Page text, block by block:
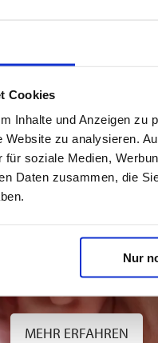
Cookies
Inhalte und Anzeigen zu
Website zu analysieren.
für soziale Medien,
Daten zusammen, die
Nur
Das Standesamt Seeon-
Ablichtungen
dem Geburtenregister
MEHR ERFAHREN